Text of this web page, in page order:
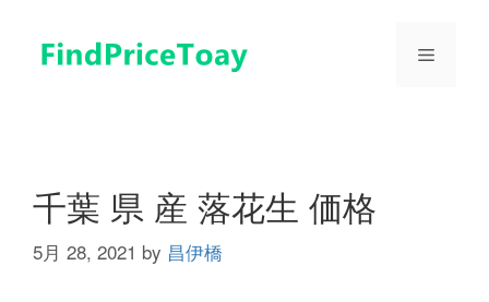
メ
千葉 県 産 落花生 価格
5月 28, 2021 by 昌伊橋